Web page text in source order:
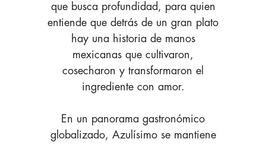
Home
que busca profundidad, para quien
entiende que detrás de un gran plato
hay una historia de manos
mexicanas que cultivaron,
cosecharon y transformaron el
ingrediente con amor.
En un panorama gastronómico
globalizado, Azulísimo se mantiene